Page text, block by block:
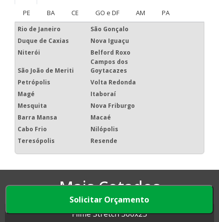
Solicitar Orçamento
PE
BA CE GO e DF AM PA
Rio de Janeiro
São Gonçalo
Duque de Caxias
Nova Iguaçu
Niterói
Belford Roxo
São João de Meriti
Campos dos
Goytacazes
Petrópolis
Volta Redonda
Magé
Itaboraí
Mesquita
Nova Friburgo
Barra Mansa
Macaé
Cabo Frio
Nilópolis
Teresópolis
Resende
Mais Cotados
Filme Stretch 500x25